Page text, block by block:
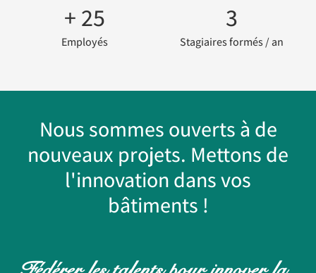
Employés
+ 25
Stagiaires formés / an
3
Nous sommes ouverts à de
nouveaux projets. Mettons de
l'innovation dans vos
bâtiments !